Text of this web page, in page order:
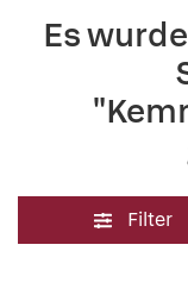
Es
Filter